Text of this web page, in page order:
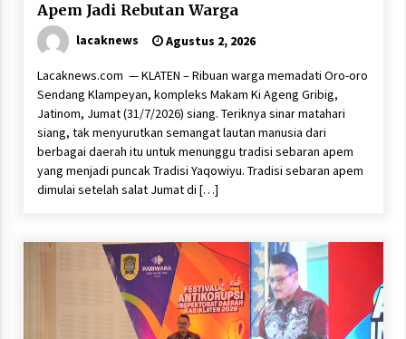
Apem Jadi Rebutan Warga
lacaknews Agustus 2, 2026
Lacaknews.com — KLATEN – Ribuan warga memadati Oro-oro
Sendang Klampeyan, kompleks Makam Ki Ageng Gribig,
Jatinom, Jumat (31/7/2026) siang. Teriknya sinar matahari
siang, tak menyurutkan semangat lautan manusia dari
berbagai daerah itu untuk menunggu tradisi sebaran apem
yang menjadi puncak Tradisi Yaqowiyu. Tradisi sebaran apem
dimulai setelah salat Jumat di […]